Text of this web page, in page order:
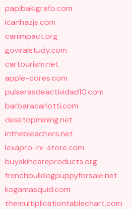
papibakigrafo.com
icanhazjs.com
canimpact.org
goviralstudy.com
cartourism.net
apple-cores.com
pulserasdeactividad10.com
barbaracarlotti.com
desktopmining.net
inthebleachers.net
lexapro-rx-store.com
buyskincareproducts.org
frenchbulldogpuppyforsale.net
kogamasquid.com
themultiplicationtablechart.com